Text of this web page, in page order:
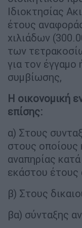
Ιδιοκτησίας
έτους
χιλιάδων
των
για τον
συμβίωσης,
Η οικονομική
επίσης:
α) Στους
στους οποίους
αναπηρίας
εκάστου έτους
β) Στους
βα) σύνταξης